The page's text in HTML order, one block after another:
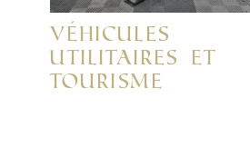
Véhicules
Utilitaires et
Tourisme